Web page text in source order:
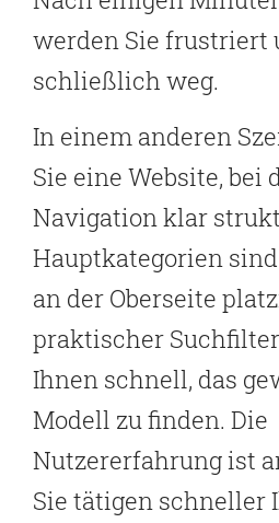
werden Sie frustriert
schließlich weg.
In einem anderen
Sie eine Website, bei
Navigation klar
Hauptkategorien
an der Oberseite
praktischer
Ihnen schnell, das
Modell zu finden. Die
Nutzererfahrung ist
Sie tätigen schneller